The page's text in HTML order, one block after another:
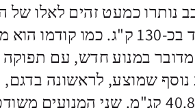
נותרו כמעט זהים לאלו של
258 כ"ס ו-40.8 קג"מ. שני